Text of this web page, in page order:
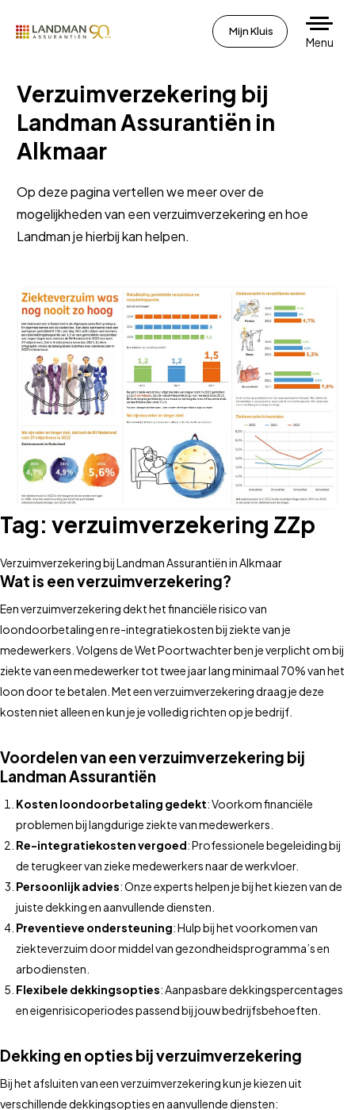
Mijn Kluis
Menu
Verzuimverzekering bij
Landman Assurantiën in
Alkmaar
Op deze pagina vertellen we meer over de
mogelijkheden van een verzuimverzekering en hoe
Landman je hierbij kan helpen.
Tag: verzuimverzekering ZZp
Verzuimverzekering bij Landman Assurantiën in Alkmaar
Wat is een verzuimverzekering?
Een verzuimverzekering dekt het financiële risico van
loondoorbetaling en re-integratiekosten bij ziekte van je
medewerkers. Volgens de Wet Poortwachter ben je verplicht om bij
ziekte van een medewerker tot twee jaar lang minimaal 70% van het
loon door te betalen. Met een verzuimverzekering draag je deze
kosten niet alleen en kun je je volledig richten op je bedrijf.
Voordelen van een verzuimverzekering bij
Landman Assurantiën
Kosten loondoorbetaling gedekt: Voorkom financiële
problemen bij langdurige ziekte van medewerkers.
Re-integratiekosten vergoed: Professionele begeleiding bij
de terugkeer van zieke medewerkers naar de werkvloer.
Persoonlijk advies: Onze experts helpen je bij het kiezen van de
juiste dekking en aanvullende diensten.
Preventieve ondersteuning: Hulp bij het voorkomen van
ziekteverzuim door middel van gezondheidsprogramma’s en
arbodiensten.
Flexibele dekkingsopties: Aanpasbare dekkingspercentages
en eigenrisicoperiodes passend bij jouw bedrijfsbehoeften.
Dekking en opties bij verzuimverzekering
Bij het afsluiten van een verzuimverzekering kun je kiezen uit
verschillende dekkingsopties en aanvullende diensten: